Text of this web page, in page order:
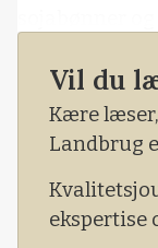
Dermed
tilbage i maj
Vil du
Kære
Landbrug
ekspertise